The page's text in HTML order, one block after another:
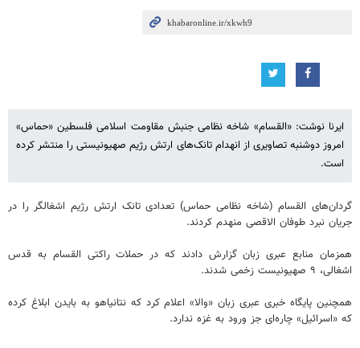
ایرنا نوشت: «القسام» شاخه نظامی جنبش مقاومت اسلامی فلسطین «حماس»
امروز دوشنبه تصاویری از انهدام تانک‌های ارتش رژیم صهیونیستی را منتشر کرده
است.
گردان‌های القسام (شاخه نظامی حماس) تعدادی تانک ارتش رژیم اشغالگر را در
جریان نبرد طوفان الاقصی منهدم کردند.
همزمان منابع عبری زبان گزارش دادند که در حملات راکتی القسام به قدس
اشغالی، ۹ صهیونیست زخمی شدند.
همچنین پایگاه خبری عبری زبان «والا» اعلام کرد که نتانیاهو به بایدن ابلاغ کرده
که «اسرائیل» چاره‌ای جز ورود به غزه ندارد.